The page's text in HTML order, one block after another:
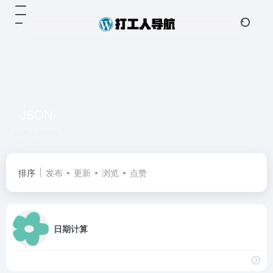
排序 发布 更新 浏览 点赞
日期计算